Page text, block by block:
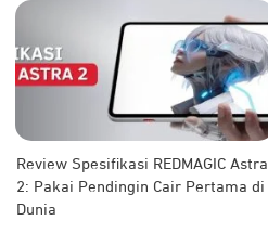
Review Spesifikasi REDMAGIC Astra
2: Pakai Pendingin Cair Pertama di
Dunia